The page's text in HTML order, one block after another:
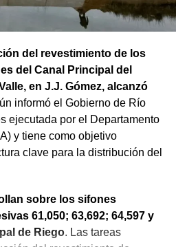
del revestimiento de los
del Canal Principal del
en J.J. Gómez, alcanzó
informó el Gobierno de Río
ejecutada por el Departamento
y tiene como objetivo
clave para la distribución del
sobre los sifones
61,050; 63,692; 64,597 y
de Riego. Las tareas